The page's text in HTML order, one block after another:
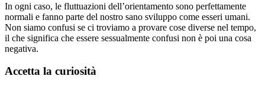
In ogni caso, le fluttuazioni dell’orientamento sono perfettamente
normali e fanno parte del nostro sano sviluppo come esseri umani.
Non siamo confusi se ci troviamo a provare cose diverse nel tempo,
il che significa che essere sessualmente confusi non è poi una cosa
negativa.
Accetta la curiosità